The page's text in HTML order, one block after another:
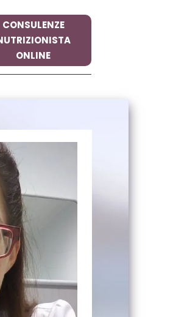
CONSULENZE
ONLINE